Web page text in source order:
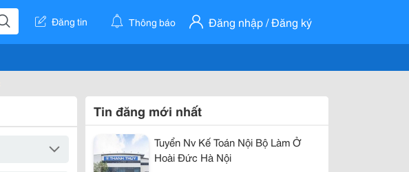
Đăng tin Thông báo Đăng nhập / Đăng ký
Tin đăng mới nhất
Tuyển Nv Kế Toán Nội Bộ Làm Ở
Hoài Đức Hà Nội